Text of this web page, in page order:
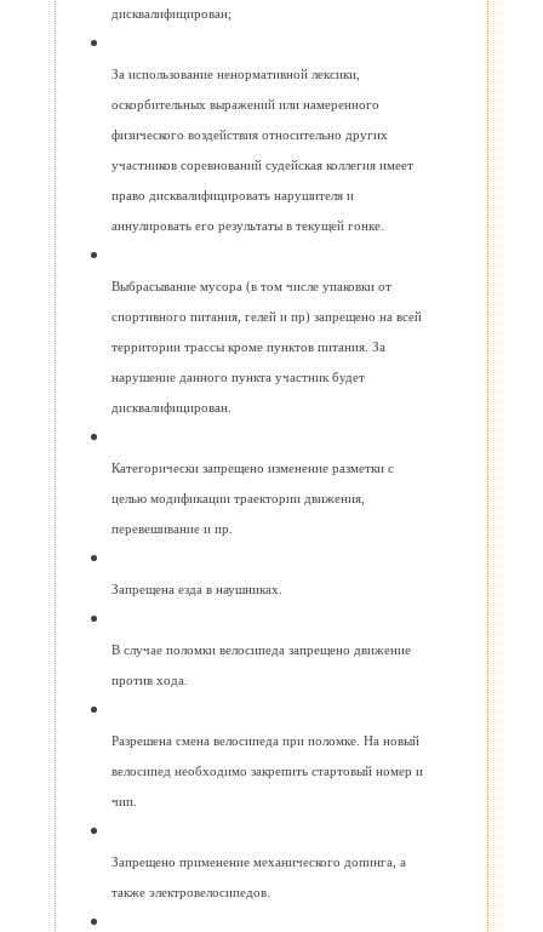
дисквалифицирован;
За использование ненормативной лексики,
оскорбительных выражений или намеренного
физического воздействия относительно других
участников соревнований судейская коллегия имеет
право дисквалифицировать нарушителя и
аннулировать его результаты в текущей гонке.
Выбрасывание мусора (в том числе упаковки от
спортивного питания, гелей и пр) запрещено на всей
территории трассы кроме пунктов питания. За
нарушение данного пункта участник будет
дисквалифицирован.
Категорически запрещено изменение разметки с
целью модификации траектории движения,
перевешивание и пр.
Запрещена езда в наушниках.
В случае поломки велосипеда запрещено движение
против хода.
Разрешена смена велосипеда при поломке. На новый
велосипед необходимо закрепить стартовый номер и
чип.
Запрещено применение механического допинга, а
также электровелосипедов.